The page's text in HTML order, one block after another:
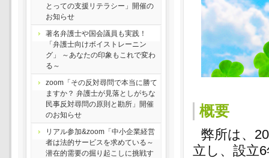
概要
弊所は、
立し、設立
とっての支援リテラシー」開催の
お知らせ
著名弁護士や国会議員も実践！
「弁護士向けボイストレーニン
グ」 ～あなたの印象もこれで変わ
る～
zoom「その反対尋問で本当に勝て
ますか？ 弁護士が見落としがちな
民事反対尋問の原則と勘所」開催
のお知らせ
リアル参加&zoom「中小企業経営
者は法的サービスを求めている～
潜在的需要の掘り起こしに挑戦す